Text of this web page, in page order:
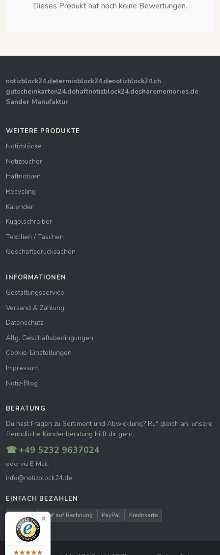
Dieses Produkt hat noch keine Bewertungen.
notizblock24.determinblock24.denotizblock24.ch
gutscheinkarten24.dehaftnotizblock24.desharememories.de
Sander Manufaktur
WEITERE PRODUKTE
Notizblöcke
Notizbücher
Haftnotizen
Recycling
Kalender
Kugelschreiber
Textilien / Taschen
Geschäftsdrucksachen
INFORMATIONEN
Gestaltungsservice
Versand & Zahlung
Datenschutz
Allg. Geschäftsbedingungen
Cookie-Einstellungen
Impressum
Notiz-Blog
BERATUNG
Du hast Fragen zu Sortiment und Abwicklung? Ruf gleich an, unsere
freundliche Kundenberatung hilft dir gern.
☎ +49 5232 9637024
oder via E-Mail:
info@notizblock24.de
EINFACH BEZAHLEN
Kauf auf Rechnung PayPal Kreditkarte